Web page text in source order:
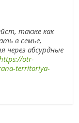
также как
в семье,
через абсурдные
otr-
territoriya-